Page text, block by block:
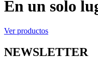
En un solo
Ver productos
NEWSLETTER